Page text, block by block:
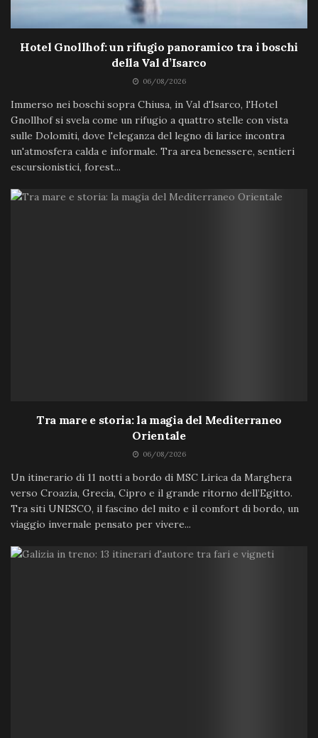
Hotel Gnollhof: un rifugio panoramico tra i boschi
della Val d’Isarco
06/08/2026
Immerso nei boschi sopra Chiusa, in Val d'Isarco, l'Hotel
Gnollhof si svela come un rifugio a quattro stelle con vista
sulle Dolomiti, dove l'eleganza del legno di larice incontra
un'atmosfera calda e informale. Tra area benessere, sentieri
escursionistici, forest...
Tra mare e storia: la magia del Mediterraneo
Orientale
06/08/2026
Un itinerario di 11 notti a bordo di MSC Lirica da Marghera
verso Croazia, Grecia, Cipro e il grande ritorno dell’Egitto.
Tra siti UNESCO, il fascino del mito e il comfort di bordo, un
viaggio invernale pensato per vivere...